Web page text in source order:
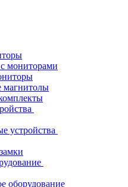
мониторами
магнитолы
устройства
оборудование